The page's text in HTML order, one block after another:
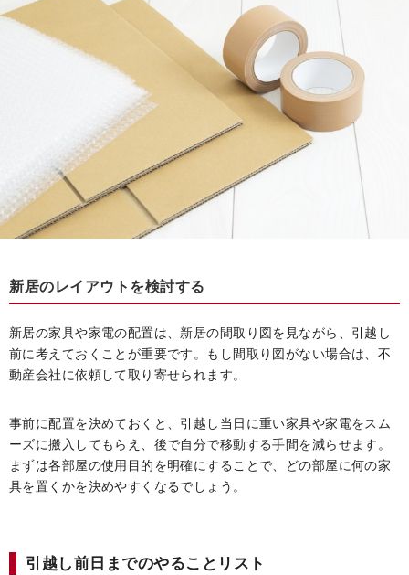
新居のレイアウトを検討する
新居の家具や家電の配置は、新居の間取り図を見ながら、引越し
前に考えておくことが重要です。もし間取り図がない場合は、不
動産会社に依頼して取り寄せられます。
事前に配置を決めておくと、引越し当日に重い家具や家電をスム
ーズに搬入してもらえ、後で自分で移動する手間を減らせます。
まずは各部屋の使用目的を明確にすることで、どの部屋に何の家
具を置くかを決めやすくなるでしょう。
引越し前日までのやることリスト